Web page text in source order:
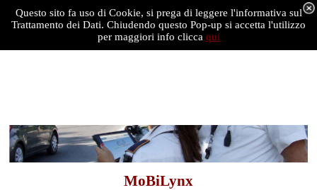
Questo sito fa uso di Cookie, si prega di leggere l'informativa sul
Trattamento dei Dati. Chiudendo questo Pop-up si accetta l'utilizzo
per maggiori info clicca qui
MoBiLynx